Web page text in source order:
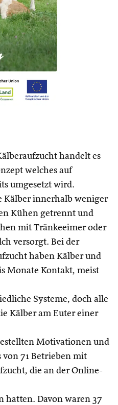
handelt es
welches auf
umgesetzt wird.
Kälber innerhalb weniger
Kühen getrennt und
mit Tränkeeimer oder
versorgt. Bei der
haben Kälber und
Monate Kontakt, meist
Systeme, doch alle
Kälber am Euter einer
Motivationen und
von 71 Betrieben mit
die an der Online-
hatten. Davon waren 37